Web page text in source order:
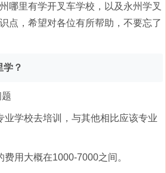
哪里有学开叉车学校，以及永州学叉
点，希望对各位有所帮助，不要忘了
学？
业学校去培训，与其他相比应该专业
用大概在1000-7000之间。